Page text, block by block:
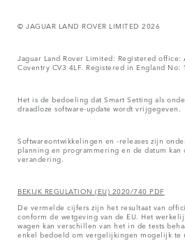
© JAGUAR LAND ROVER LIMITED 2026
Jaguar Land Rover Limited: Registered office:
Coventry CV3 4LF. Registered in England No:
Het is de bedoeling dat Smart Setting als
draadloze software-update wordt vrijgegeven.
Softwareontwikkelingen en -releases zijn
planning en programmering en de datum kan
verandering.
BEKIJK REGULATION (EU) 2020/740 PDF
De vermelde cijfers zijn het resultaat van
conform de wetgeving van de EU. Het
wagen kan verschillen van het in de tests
enkel bedoeld om vergelijkingen mogelijk te